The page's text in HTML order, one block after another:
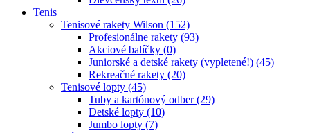
Tenis
Tenisové rakety Wilson (152)
Profesionálne rakety (93)
Akciové balíčky (0)
Juniorské a detské rakety (vypletené!) (45)
Rekreačné rakety (20)
Tenisové lopty (45)
Tuby a kartónový odber (29)
Detské lopty (10)
Jumbo lopty (7)